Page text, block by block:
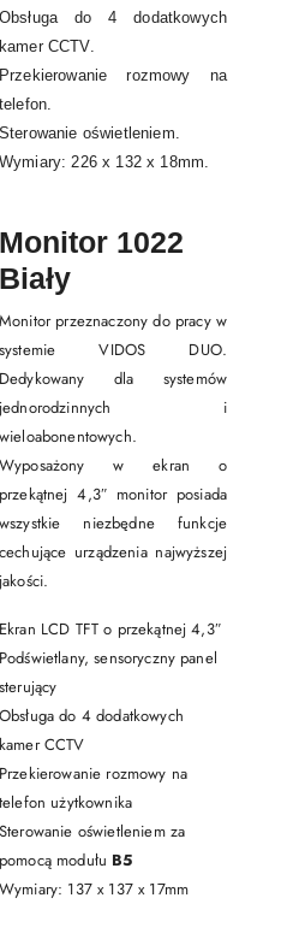
Obsługa do 4 dodatkowych
kamer CCTV.
Przekierowanie rozmowy na
telefon.
Sterowanie oświetleniem.
Wymiary: 226 x 132 x 18mm.
Monitor 1022
Biały
Monitor przeznaczony do pracy w
systemie VIDOS DUO.
Dedykowany dla systemów
jednorodzinnych i
wieloabonentowych.
Wyposażony w ekran o
przekątnej 4,3″ monitor posiada
wszystkie niezbędne funkcje
cechujące urządzenia najwyższej
jakości.
Ekran LCD TFT o przekątnej 4,3″
Podświetlany, sensoryczny panel
sterujący
Obsługa do 4 dodatkowych
kamer CCTV
Przekierowanie rozmowy na
telefon użytkownika
Sterowanie oświetleniem za
pomocą modułu B5
Wymiary: 137 x 137 x 17mm